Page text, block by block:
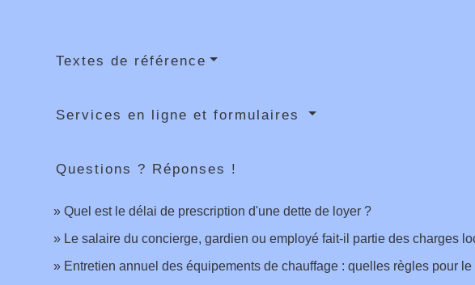
Textes de référence
Services en ligne et formulaires
Questions ? Réponses !
Quel est le délai de prescription d'une dette de loyer ?
Le salaire du concierge, gardien ou employé fait-il partie des charges
Entretien annuel des équipements de chauffage : quelles règles pour